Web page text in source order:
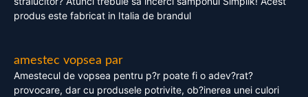
produs este fabricat in Italia de brandul
amestec vopsea par
Amestecul de vopsea pentru p?r poate fi o adev?rat?
provocare, dar cu produsele potrivite, ob?inerea unei culori